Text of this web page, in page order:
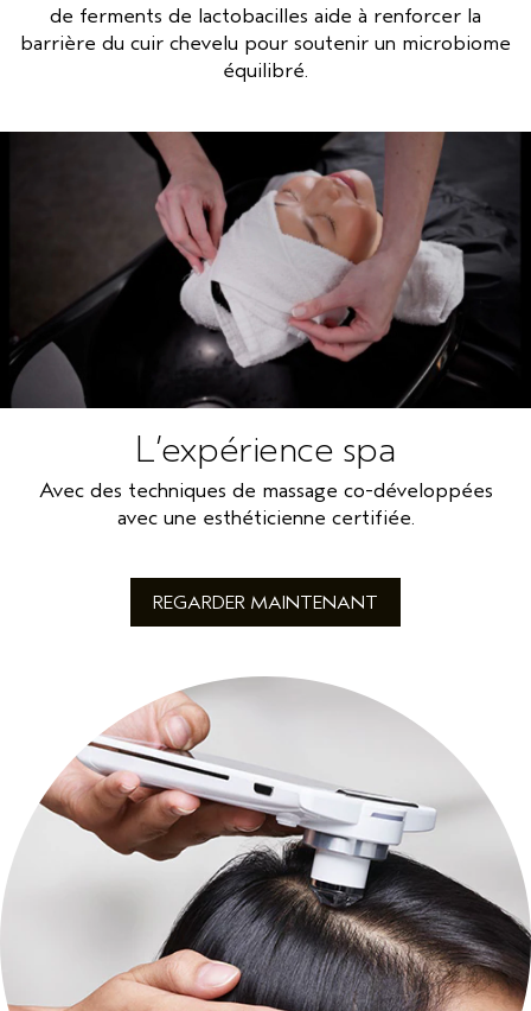
de ferments de lactobacilles aide à renforcer la
barrière du cuir chevelu pour soutenir un microbiome
équilibré.
L’expérience spa
Avec des techniques de massage co-développées
avec une esthéticienne certifiée.
REGARDER MAINTENANT